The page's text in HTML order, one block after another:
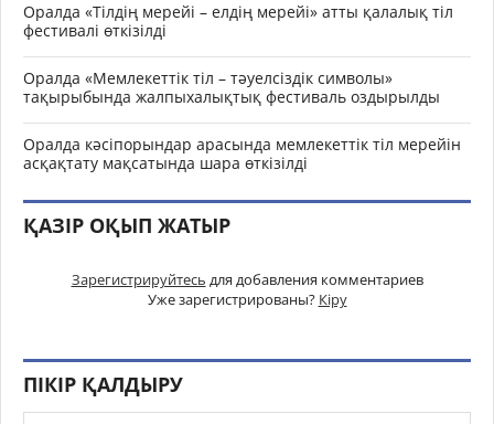
Оралда «Тілдің мерейі – елдің мерейі» атты қалалық тіл
фестивалі өткізілді
Оралда «Мемлекеттік тіл – тәуелсіздік символы»
тақырыбында жалпыхалықтық фестиваль оздырылды
Оралда кәсіпорындар арасында мемлекеттік тіл мерейін
асқақтату мақсатында шара өткізілді
ҚАЗІР ОҚЫП ЖАТЫР
Зарегистрируйтесь для добавления комментариев
Уже зарегистрированы? Кіру
ПІКІР ҚАЛДЫРУ